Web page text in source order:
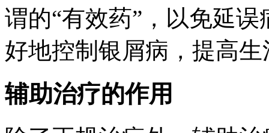
谓的“有效药”，以免延
好地控制银屑病，提高
辅助治疗的作用